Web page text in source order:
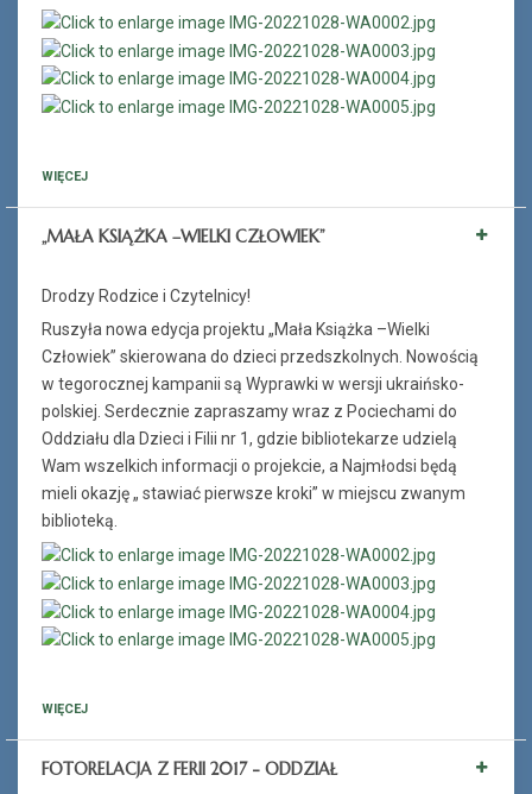
WIĘCEJ
„MAŁA KSIĄŻKA –WIELKI CZŁOWIEK”
Drodzy Rodzice i Czytelnicy!
Ruszyła nowa edycja projektu „Mała Książka –Wielki
Człowiek” skierowana do dzieci przedszkolnych. Nowością
w tegorocznej kampanii są Wyprawki w wersji ukraińsko-
polskiej. Serdecznie zapraszamy wraz z Pociechami do
Oddziału dla Dzieci i Filii nr 1, gdzie bibliotekarze udzielą
Wam wszelkich informacji o projekcie, a Najmłodsi będą
mieli okazję „ stawiać pierwsze kroki” w miejscu zwanym
biblioteką.
WIĘCEJ
FOTORELACJA Z FERII 2017 - ODDZIAŁ